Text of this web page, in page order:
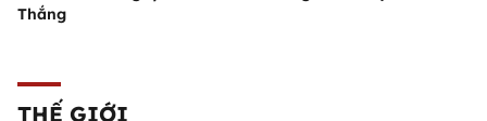
Thắng
THẾ GIỚI